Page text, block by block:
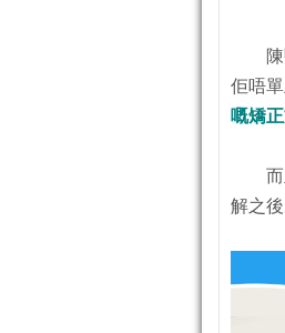
佢唔單
嘅矯
解之後